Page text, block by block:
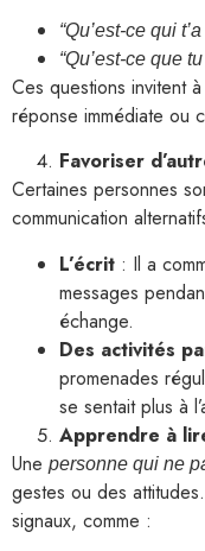
“Qu’est-ce qui
“Qu’est-ce que
Ces questions invitent
réponse immédiate ou
Favoriser
Certaines personnes
communication
L’écrit : Il a
messages
échange.
Des activités
promenades
se sentait plus à
Apprendre à
Une personne qui ne
gestes ou des
signaux, comme :